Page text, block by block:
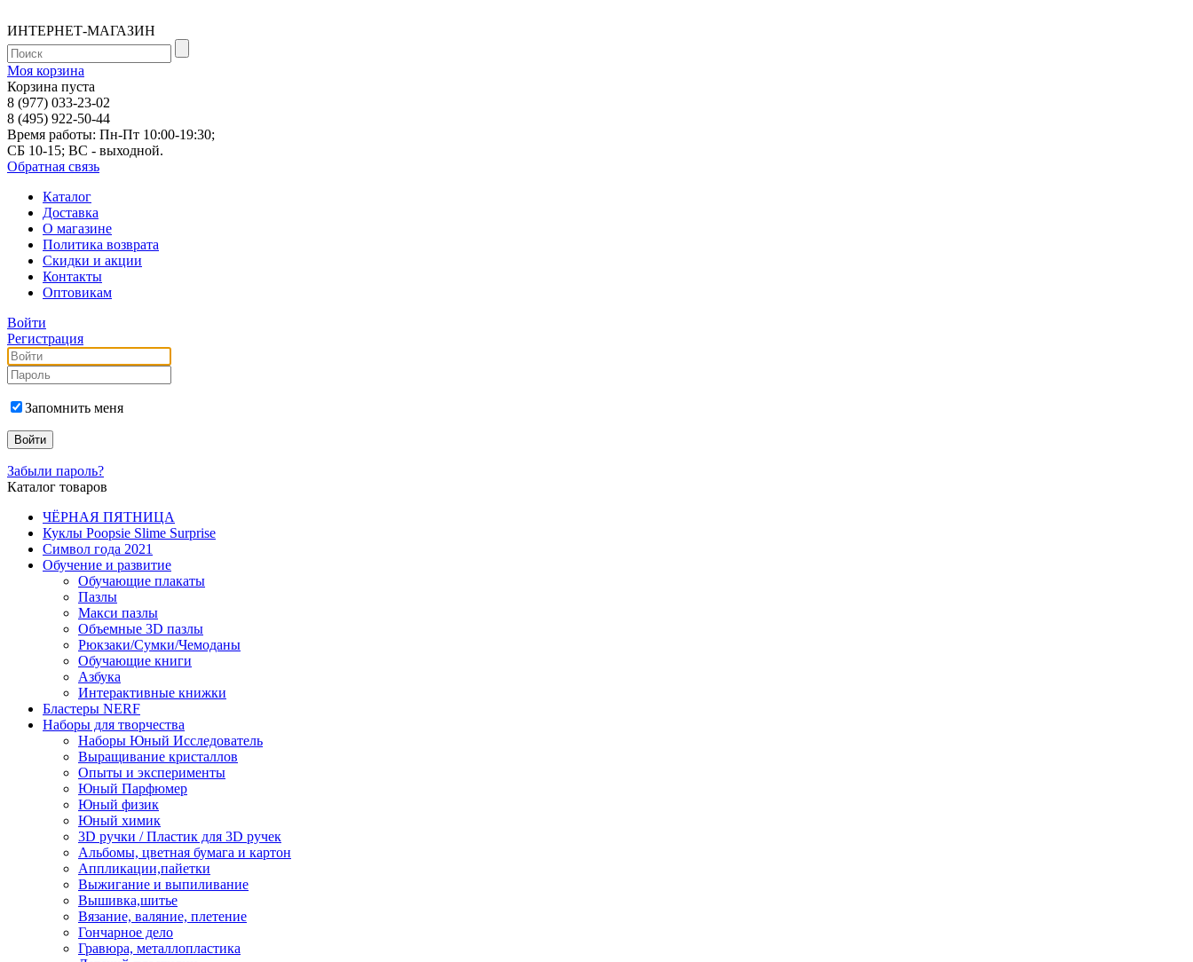
ИНТЕРНЕТ-МАГАЗИН
Моя корзина
Корзина пуста
8 (977) 033-23-02
8 (495) 922-50-44
Время работы: Пн-Пт 10:00-19:30;
СБ 10-15; ВС - выходной.
Обратная связь
Каталог
Доставка
О магазине
Политика возврата
Скидки и акции
Контакты
Оптовикам
Войти
Регистрация
Запомнить меня
Забыли пароль?
Каталог товаров
ЧЁРНАЯ ПЯТНИЦА
Куклы Poopsie Slime Surprise
Символ года 2021
Обучение и развитие
Обучающие плакаты
Пазлы
Макси пазлы
Объемные 3D пазлы
Рюкзаки/Сумки/Чемоданы
Обучающие книги
Азбука
Интерактивные книжки
Бластеры NERF
Наборы для творчества
Наборы Юный Исследователь
Выращивание кристаллов
Опыты и эксперименты
Юный Парфюмер
Юный физик
Юный химик
3D ручки / Пластик для 3D ручек
Альбомы, цветная бумага и картон
Аппликации,пайетки
Выжигание и выпиливание
Вышивка,шитье
Вязание, валяние, плетение
Гончарное дело
Гравюра, металлопластика